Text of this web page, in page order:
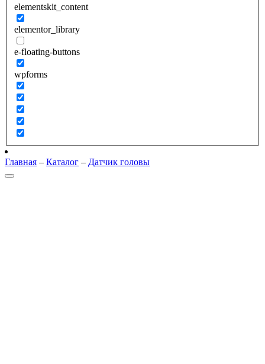
elementskit_content
elementor_library
e-floating-buttons
wpforms
Главная – Каталог – Датчик головы